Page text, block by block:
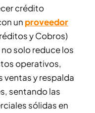
crédito
un proveedor
y Cobros)
no solo reduce los
operativos,
ventas y respalda
sentando las
sólidas en